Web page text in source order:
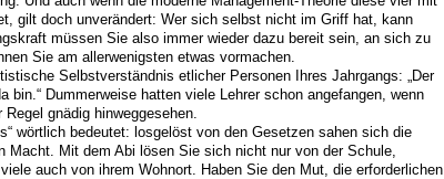
gilt doch unverändert: Wer sich selbst nicht im Griff hat, kann
müssen Sie also immer wieder dazu bereit sein, an sich zu
Sie am allerwenigsten etwas vormachen.
Selbstverständnis etlicher Personen Ihres Jahrgangs: „Der
Dummerweise hatten viele Lehrer schon angefangen, wenn
gnädig hinweggesehen.
wörtlich bedeutet: losgelöst von den Gesetzen sahen sich die
Macht. Mit dem Abi lösen Sie sich nicht nur von der Schule,
auch von ihrem Wohnort. Haben Sie den Mut, die erforderlichen